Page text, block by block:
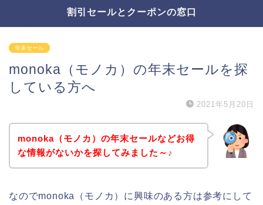
割引セールとクーポンの窓口
年末セール
monoka（モノカ）の年末セールを探
している方へ
2021年5月20日
monoka（モノカ）の年末セールなどお得
な情報がないかを探してみました～♪
なのでmonoka（モノカ）に興味のある方は参考にして